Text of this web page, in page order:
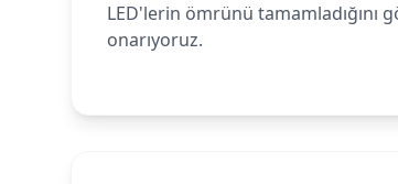
LED'lerin ömrünü tamamladığını
onarıyoruz.